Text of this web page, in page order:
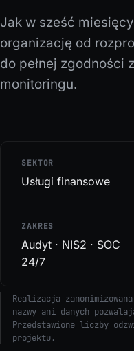
Jak w sześć
organizację od
do pełnej zgodności
monitoringu.
SEKTOR
Usługi finansowe
ZAKRES
Audyt · NIS2 · SOC
24/7
Realizacja
nazwy ani danych
Przedstawione liczby
projektu.